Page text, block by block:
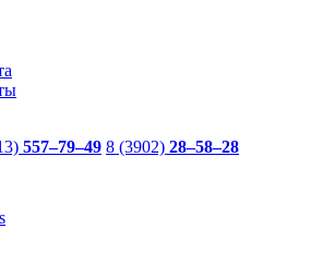
557–79–49 8 (3902) 28–58–28